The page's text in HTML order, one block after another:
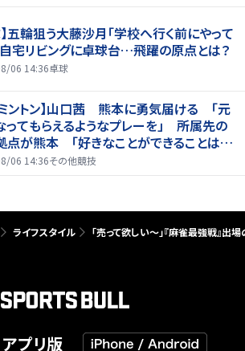
】五輪狙う大藤沙月「学校へ行く前にやって
自宅リビングに卓球台…飛躍の原点とは？
06 14:36卓球
ミントン】山口茜 熊本に勇気届ける 「元
ってもらえるようなプレーを」 所属先の
点が熊本 「好きなことができることは当
ゃない」
06 14:36その他競技
ライフスタイル 「売って欲しい～」『麻雀最強戦』
アプリ版